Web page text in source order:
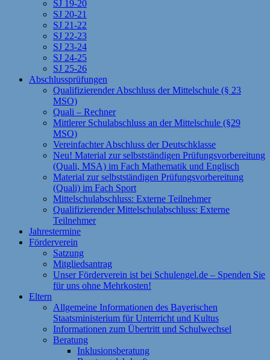
SJ 19-20
SJ 20-21
SJ 21-22
SJ 22-23
SJ 23-24
SJ 24-25
SJ 25-26
Abschlussprüfungen
Qualifizierender Abschluss der Mittelschule (§ 23
MSO)
Quali – Rechner
Mittlerer Schulabschluss an der Mittelschule (§29
MSO)
Vereinfachter Abschluss der Deutschklasse
Neu! Material zur selbstständigen Prüfungsvorbereitung
(Quali, MSA) im Fach Mathematik und Englisch
Material zur selbstständigen Prüfungsvorbereitung
(Quali) im Fach Sport
Mittelschulabschluss: Externe Teilnehmer
Qualifizierender Mittelschulabschluss: Externe
Teilnehmer
Jahrestermine
Förderverein
Satzung
Mitgliedsantrag
Unser Förderverein ist bei Schulengel.de – Spenden Sie
für uns ohne Mehrkosten!
Eltern
Allgemeine Informationen des Bayerischen
Staatsministerium für Unterricht und Kultus
Informationen zum Übertritt und Schulwechsel
Beratung
Inklusionsberatung